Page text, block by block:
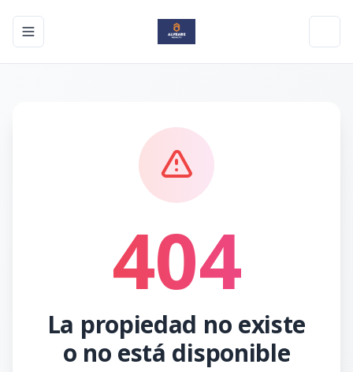
Toggle navigation menu
404
La propiedad no existe
o no está disponible